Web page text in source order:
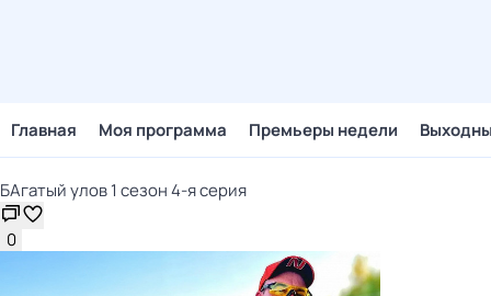
Главная Моя программа Премьеры недели
БАгатый улов 1 сезон 4-я серия
0